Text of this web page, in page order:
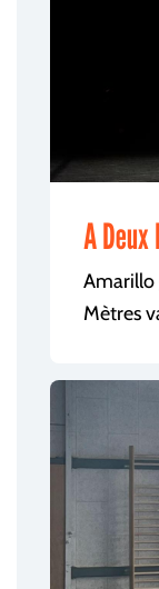
A
Amarillo
Mètres